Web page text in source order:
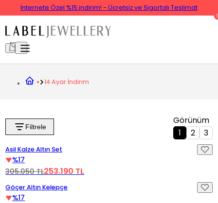
İnternete Özel %15 indirim! - Ücretsiz ve Sigortalı Teslimat
14 Ayar İndirim
Filtrele
Görünüm
1
2
3
Asil Kalze Altın Set
%17
305.050 TL253.190 TL
Göçer Altın Kelepçe
%17